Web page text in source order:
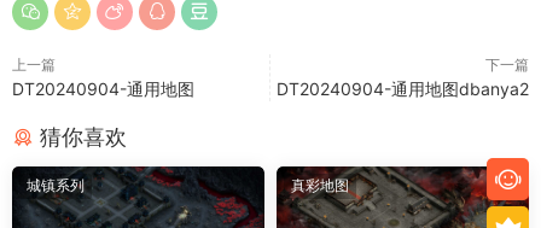
上一篇
DT20240904-通用地图
下一篇
DT20240904-通用地图dbanya2
猜你喜欢
城镇系列 真彩地图